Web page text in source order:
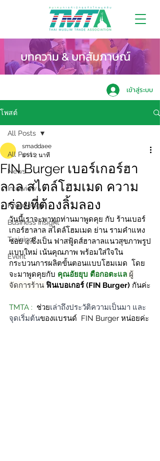
บทความ & บทสัมภาษณ์
เข้าสู่ระบบ
โพสต์
All Posts
News
Interview
Knowledge
Business Insight
Training
Event
All Posts
FIN Burger เบอร์เกอร์ฮา
ลาล สไตล์โฮมเมด ความ
อร่อยที่ต้องลิ้มลอง
smaddaee
ยาว 2 นาที
วันนี้เราจะพาทุกท่านมาพูดคุย กับ ร้านเบอร์
เกอร์ฮาลาล สไตล์โฮมเมด ย่าน รามคำแหง
ซอย 4 ซึ่งเป็น ฟาสฟู้ดส์ฮาลาลแนวสุขภาพรูป
แบบใหม่ เน้นคุณภาพ พร้อมใส่ใจใน
กระบวนการผลิตขั้นตอนแบบโฮมเมด  โดย
จะมาพูดคุยกับ คุณอัยยุบ ตือกอตะแล ผู้
จัดการร้าน ฟินเบอเกอร์ (FIN Burger) กันค่ะ
TMTA : ช่วยเล่าถึงประวัติความเป็นมา และ
จุดเริ่มต้นของแบรนด์  FIN Burger หน่อยค่ะ